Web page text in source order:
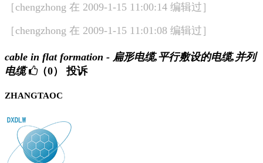
［chengzhong 在 2009-1-15 11:00:14 编辑过］
［chengzhong 在 2009-1-15 11:01:08 编辑过］
cable in flat formation - 扁形电缆,平行敷设的电缆,并列
电缆
（0） 投诉
ZHANGTAOC